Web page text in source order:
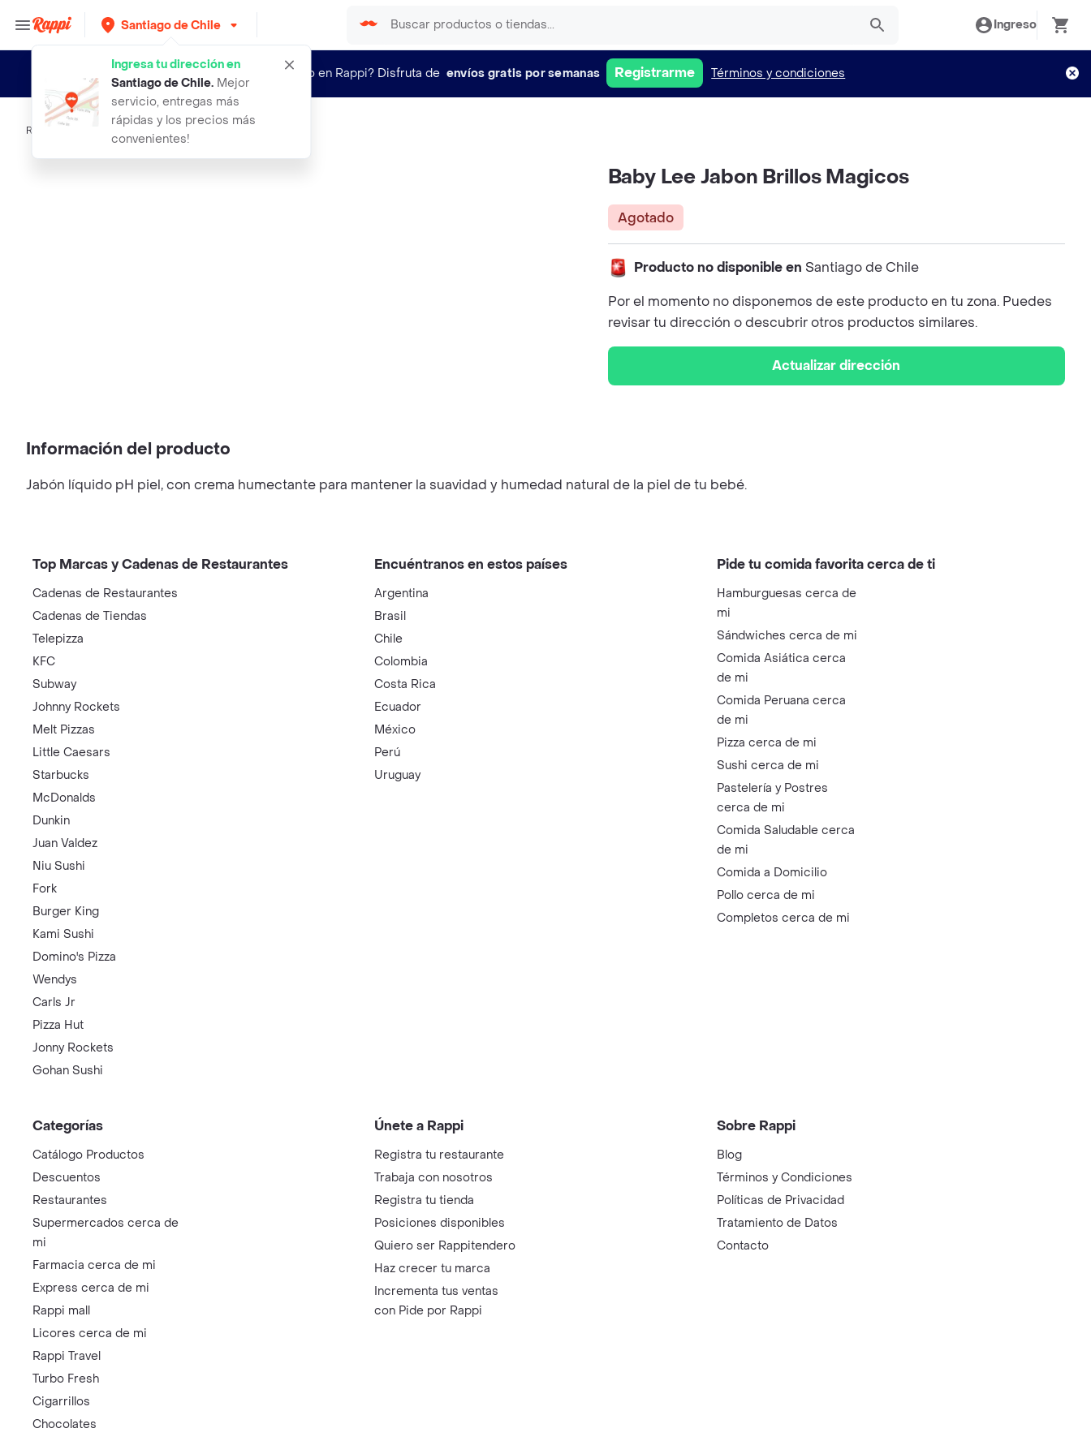
Santiago de Chile
Ingresa tu dirección en
Santiago de Chile. Mejor
servicio, entregas más
rápidas y los precios más
convenientes!
Ingreso
¿Nuevo en Rappi? Disfruta de envíos gratis por semanas Registrarme Términos y condiciones
Rappi baby lee jabon brillos magicos
Baby Lee Jabon Brillos Magicos
Agotado
Producto no disponible en Santiago de Chile
Por el momento no disponemos de este producto en tu zona. Puedes
revisar tu dirección o descubrir otros productos similares.
Actualizar dirección
Información del producto
Jabón líquido pH piel, con crema humectante para mantener la suavidad y humedad natural de la piel de tu bebé.
Top Marcas y Cadenas de Restaurantes
Cadenas de Restaurantes
Cadenas de Tiendas
Telepizza
KFC
Subway
Johnny Rockets
Melt Pizzas
Little Caesars
Starbucks
McDonalds
Dunkin
Juan Valdez
Niu Sushi
Fork
Burger King
Kami Sushi
Domino's Pizza
Wendys
Carls Jr
Pizza Hut
Jonny Rockets
Gohan Sushi
Encuéntranos en estos países
Argentina
Brasil
Chile
Colombia
Costa Rica
Ecuador
México
Perú
Uruguay
Pide tu comida favorita cerca de ti
Hamburguesas cerca de
mi
Sándwiches cerca de mi
Comida Asiática cerca
de mi
Comida Peruana cerca
de mi
Pizza cerca de mi
Sushi cerca de mi
Pastelería y Postres
cerca de mi
Comida Saludable cerca
de mi
Comida a Domicilio
Pollo cerca de mi
Completos cerca de mi
Categorías
Catálogo Productos
Descuentos
Restaurantes
Supermercados cerca de
mi
Farmacia cerca de mi
Express cerca de mi
Rappi mall
Licores cerca de mi
Rappi Travel
Turbo Fresh
Cigarrillos
Chocolates
Únete a Rappi
Registra tu restaurante
Trabaja con nosotros
Registra tu tienda
Posiciones disponibles
Quiero ser Rappitendero
Haz crecer tu marca
Incrementa tus ventas
con Pide por Rappi
Sobre Rappi
Blog
Términos y Condiciones
Políticas de Privacidad
Tratamiento de Datos
Contacto